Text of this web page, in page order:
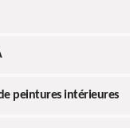
peintures intérieures